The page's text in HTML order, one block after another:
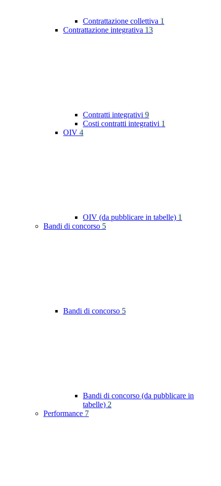
Contrattazione collettiva 1
Contrattazione integrativa 13
Contratti integrativi 9
Costi contratti integrativi 1
OIV 4
OIV (da pubblicare in tabelle) 1
Bandi di concorso 5
Bandi di concorso 5
Bandi di concorso (da pubblicare in
tabelle) 2
Performance 7